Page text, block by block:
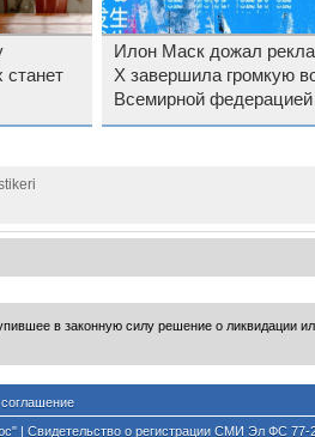
Илон Маск дожал
X завершила громкую
Всемирной федерацией
рекламодателей
в законную силу решение о ликвидации
| Свидетельство о регистрации СМИ Эл ФС 77-